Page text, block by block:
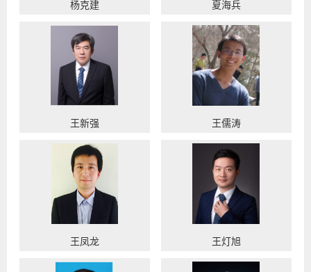
杨克建 夏海兵
王新强 王儒涛
王凤龙 王灯旭